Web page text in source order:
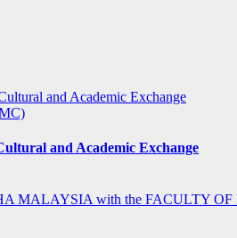
and Academic Exchange